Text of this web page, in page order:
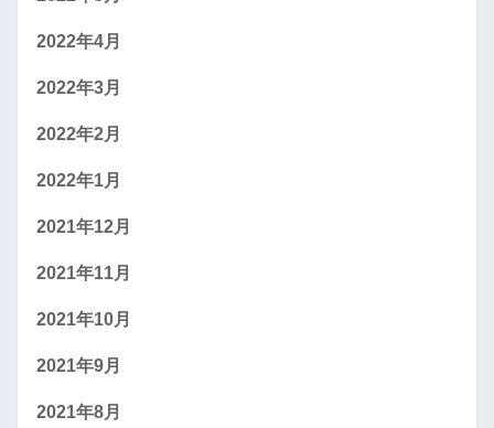
2022年4月
2022年3月
2022年2月
2022年1月
2021年12月
2021年11月
2021年10月
2021年9月
2021年8月